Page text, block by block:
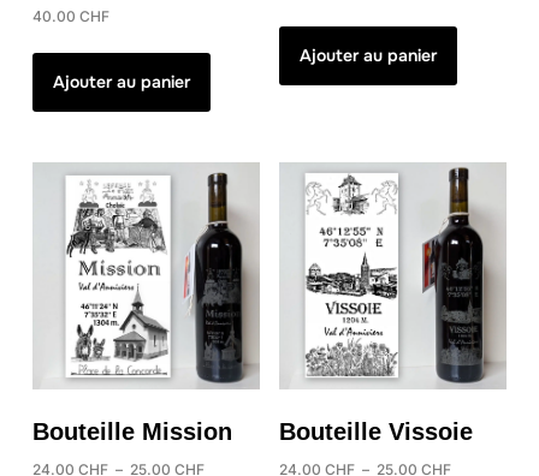
40.00 CHF
Ajouter au panier
Ajouter au panier
Bouteille Mission
24.00 CHF – 25.00 CHFPlage
Bouteille Vissoie
24.00 CHF – 25.00 CHFPlage